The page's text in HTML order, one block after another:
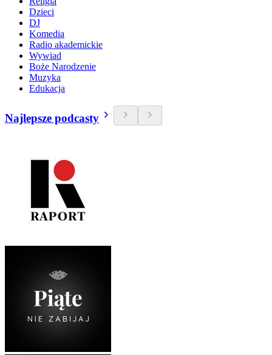
Dzieci
DJ
Komedia
Radio akademickie
Wywiad
Boże Narodzenie
Muzyka
Edukacja
Najlepsze podcasty